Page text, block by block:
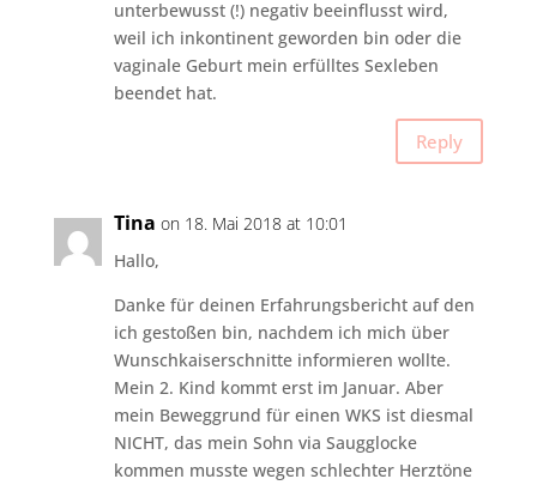
unterbewusst (!) negativ beeinflusst wird,
weil ich inkontinent geworden bin oder die
vaginale Geburt mein erfülltes Sexleben
beendet hat.
Reply
Tina on 18. Mai 2018 at 10:01
Hallo,
Danke für deinen Erfahrungsbericht auf den
ich gestoßen bin, nachdem ich mich über
Wunschkaiserschnitte informieren wollte.
Mein 2. Kind kommt erst im Januar. Aber
mein Beweggrund für einen WKS ist diesmal
NICHT, das mein Sohn via Saugglocke
kommen musste wegen schlechter Herztöne